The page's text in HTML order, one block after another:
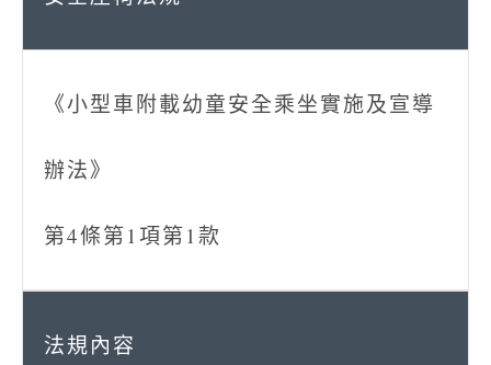
《小型車附載幼童安全乘坐實施及宣導
辦法》
第4條第1項第1款